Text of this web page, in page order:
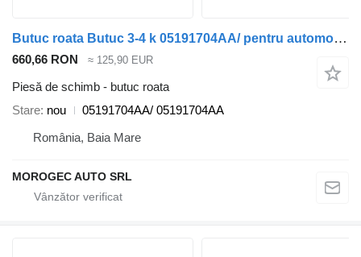
Butuc roata Butuc 3-4 k 05191704AA/ pentru automobil Jeep Compass 2.0d
660,66 RON ≈ 125,90 EUR
Piesă de schimb - butuc roata
Stare nou
05191704AA/ 05191704AA
România, Baia Mare
MOROGEC AUTO SRL